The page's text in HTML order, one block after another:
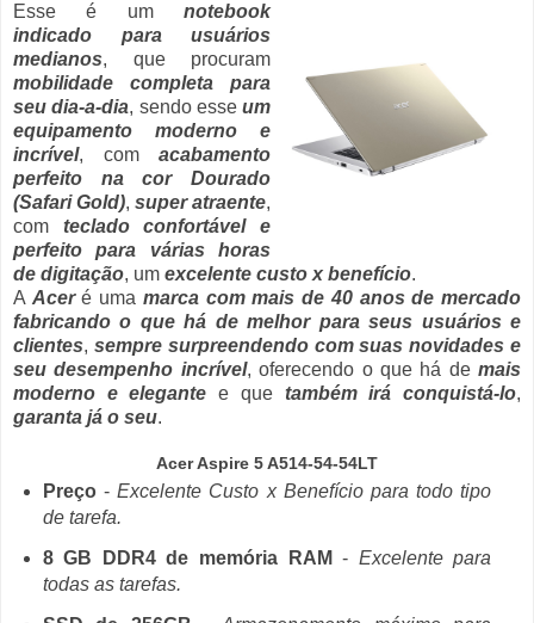
Esse é um notebook
indicado para usuários
medianos, que procuram
mobilidade completa para
seu dia-a-dia, sendo esse um
equipamento moderno e
incrível, com acabamento
perfeito na cor Dourado
(Safari Gold), super atraente,
com teclado confortável e
perfeito para várias horas
de digitação, um excelente custo x benefício.
A Aceré uma marca com mais de 40 anos de mercado
fabricando o que há de melhor para seus usuários e
clientes, sempre surpreendendo com suas novidades e
seu desempenho incrível, oferecendo o que há de mais
moderno e elegante e que também irá conquistá-lo,
garanta já o seu.
Acer Aspire 5 A514-54-54LT
Preço-Excelente Custo x Benefício para todo tipo
de tarefa.
8 GB DDR4 de memória RAM - Excelente para
todas as tarefas.